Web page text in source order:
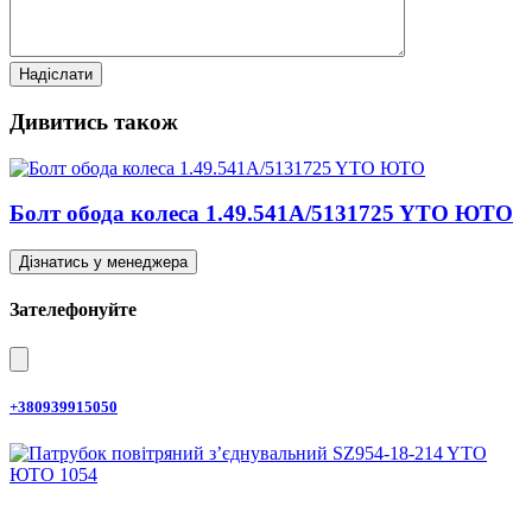
Дивитись також
Болт обода колеса 1.49.541A/5131725 YTO ЮТО
Дізнатись у менеджера
Зателефонуйте
+380939915050